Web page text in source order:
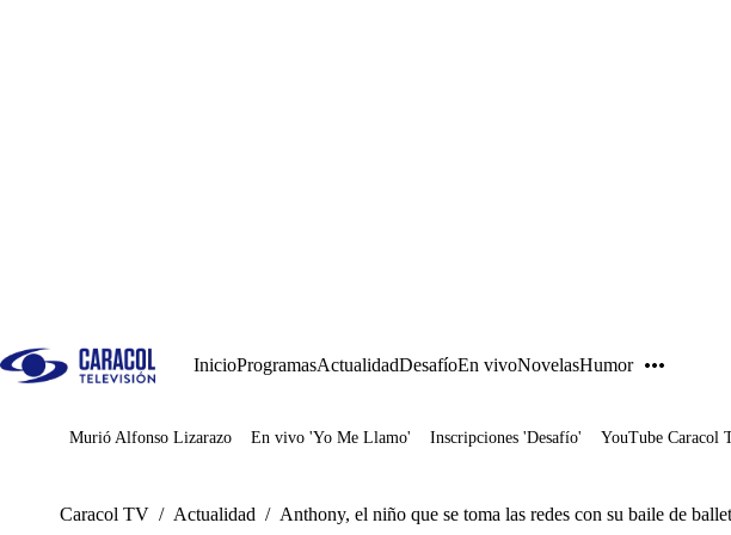
InicioProgramasActualidadDesafíoEn vivoNovelasHumor
Juegos
Murió Alfonso Lizarazo En vivo 'Yo Me Llamo' Inscripciones 'Desafío' YouTube Caracol
Caracol TV / Actualidad / Anthony, el niño que se toma las redes con su baile de